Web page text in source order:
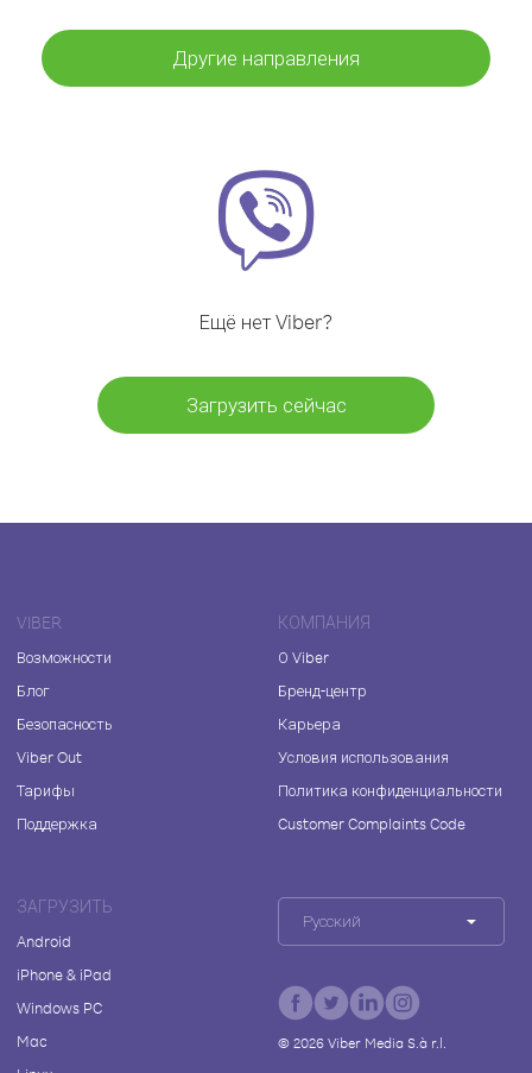
Другие направления
Ещё нет Viber?
Загрузить сейчас
VIBER
Возможности
Блог
Безопасность
Viber Out
Тарифы
Поддержка
КОМПАНИЯ
О Viber
Бренд-центр
Карьера
Условия использования
Политика конфиденциальности
Customer Complaints Code
ЗАГРУЗИТЬ
Android
iPhone & iPad
Windows PC
Mac
Русский
© 2026Viber Media S.à r.l.